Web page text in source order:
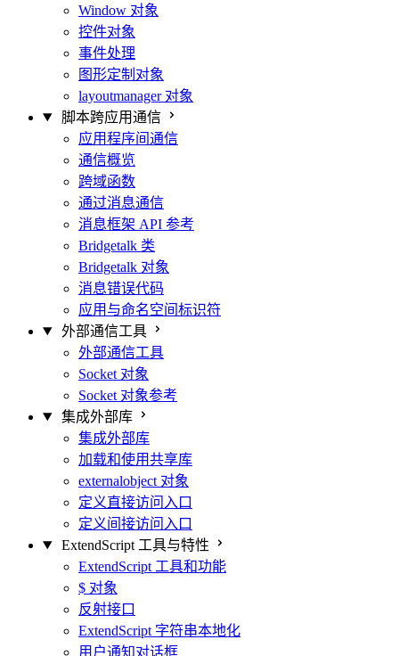
Window 对象
控件对象
事件处理
图形定制对象
layoutmanager 对象
脚本跨应用通信
应用程序间通信
通信概览
跨域函数
通过消息通信
消息框架 API 参考
Bridgetalk 类
Bridgetalk 对象
消息错误代码
应用与命名空间标识符
外部通信工具
外部通信工具
Socket 对象
Socket 对象参考
集成外部库
集成外部库
加载和使用共享库
externalobject 对象
定义直接访问入口
定义间接访问入口
ExtendScript 工具与特性
ExtendScript 工具和功能
$ 对象
反射接口
ExtendScript 字符串本地化
用户通知对话框